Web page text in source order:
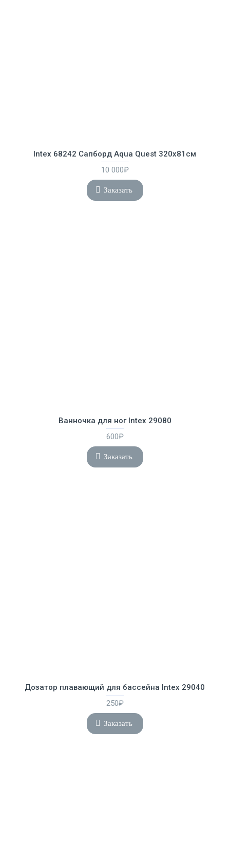
Intex 68242 Сапборд Aqua Quest 320x81см
10 000₽
Заказать
Ванночка для ног Intex 29080
600₽
Заказать
Дозатор плавающий для бассейна Intex 29040
250₽
Заказать